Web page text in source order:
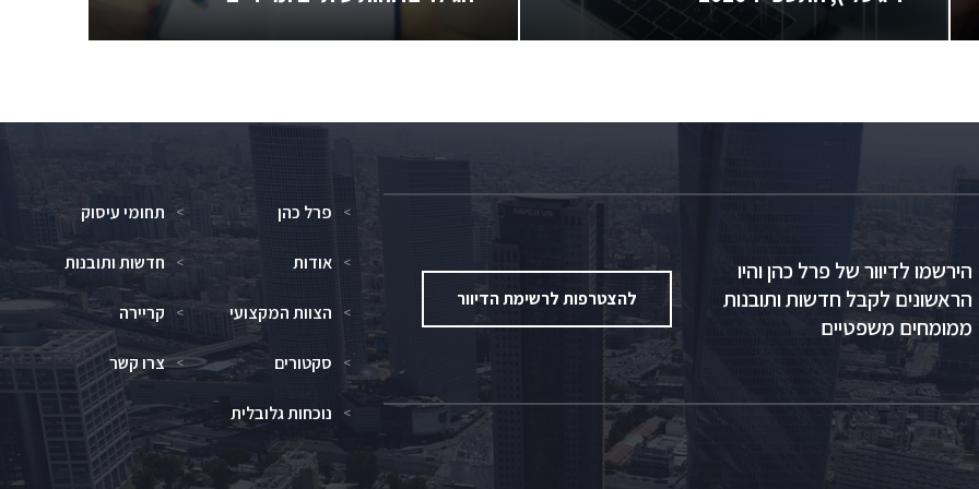
הירשמו לדיוור של פרל כהן והיו
הראשונים לקבל חדשות ותובנות
ממומחים משפטיים
להצטרפות לרשימת הדיוור
פרל כהן
אודות
הצוות המקצועי
סקטורים
נוכחות גלובלית
תחומי עיסוק
חדשות ותובנות
קריירה
צרו קשר